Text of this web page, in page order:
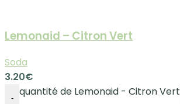
Lemonaid – Citron Vert
Soda
3.20€
- quantité de Lemonaid - Citron Vert